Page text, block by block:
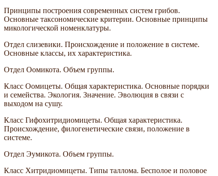
Принципы построения современных систем грибов.
Основные таксономические критерии. Основные принципы
микологической номенклатуры.
Отдел слизевики. Происхождение и положение в системе.
Основные классы, их характеристика.
Отдел Оомикота. Объем группы.
Класс Оомицеты. Общая характеристика. Основные порядки
и семейства. Экология. Значение. Эволюция в связи с
выходом на сушу.
Класс Гифохитридиомицеты. Общая характеристика.
Происхождение, филогенетические связи, положение в
системе.
Отдел Эумикота. Объем группы.
Класс Хитридиомицеты. Типы таллома. Бесполое и половое